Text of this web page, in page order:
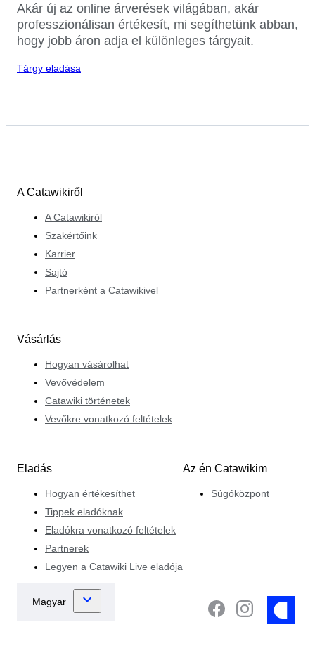
Akár új az online árverések világában, akár
professzionálisan értékesít, mi segíthetünk abban,
hogy jobb áron adja el különleges tárgyait.
Tárgy eladása
A Catawikiről
A Catawikiről
Szakértőink
Karrier
Sajtó
Partnerként a Catawikivel
Vásárlás
Hogyan vásárolhat
Vevővédelem
Catawiki történetek
Vevőkre vonatkozó feltételek
Eladás
Hogyan értékesíthet
Tippek eladóknak
Eladókra vonatkozó feltételek
Partnerek
Legyen a Catawiki Live eladója
Az én Catawikim
Súgóközpont